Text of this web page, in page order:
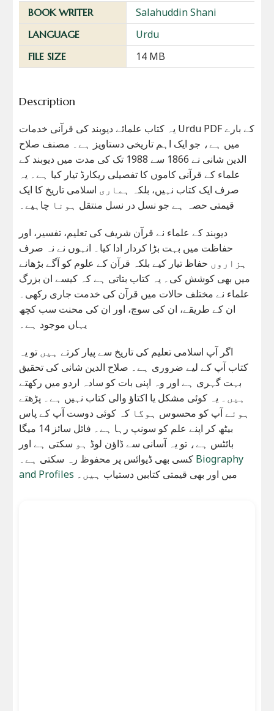
BOOK WRITER Salahuddin Shani
LANGUAGE Urdu
FILE SIZE 14 MB
Description
یہ کتاب علمائے دیوبند کی قرآنی خدمات Urdu PDF کے بارے
میں ہے، جو ایک اہم تاریخی دستاویز ہے۔ مصنف صلاح
الدین شانی نے 1866 سے 1988 تک کی مدت میں دیوبند کے
علماء کے قرآنی کاموں کا تفصیلی ریکارڈ تیار کیا ہے۔ یہ
صرف ایک کتاب نہیں، بلکہ ہماری اسلامی تاریخ کا ایک
قیمتی حصہ ہے جو نسل در نسل منتقل ہونا چاہیے۔
دیوبند کے علماء نے قرآن شریف کی تعلیم، تفسیر، اور
حفاظت میں بہت بڑا کردار ادا کیا۔ انہوں نے نہ صرف
ہزاروں حفاظ تیار کیے بلکہ قرآن کے علوم کو آگے بڑھانے
میں بھی کوشش کی۔ یہ کتاب بتاتی ہے کہ کیسے ان بزرگ
علماء نے مختلف حالات میں قرآن کی خدمت جاری رکھی۔
ان کے طریقے، ان کی سوچ، اور ان کی محنت سب کچھ
یہاں موجود ہے۔
اگر آپ اسلامی تعلیم کی تاریخ سے پیار کرتے ہیں تو یہ
کتاب آپ کے لیے ضروری ہے۔ صلاح الدین شانی کی تحقیق
بہت گہری ہے اور وہ اپنی بات کو سادہ اردو میں رکھتے
ہیں۔ یہ کوئی مشکل یا اکتاؤ والی کتاب نہیں ہے۔ پڑھتے
ہوئے آپ کو محسوس ہوگا کہ کوئی دوست آپ کے پاس
بیٹھ کر اپنے علم کو سونپ رہا ہے۔ فائل سائز 14 میگا
بائٹس ہے، تو یہ آسانی سے ڈاؤن لوڈ ہو سکتی ہے اور
Biography
and Profiles میں اور بھی قیمتی کتابیں دستیاب ہیں۔